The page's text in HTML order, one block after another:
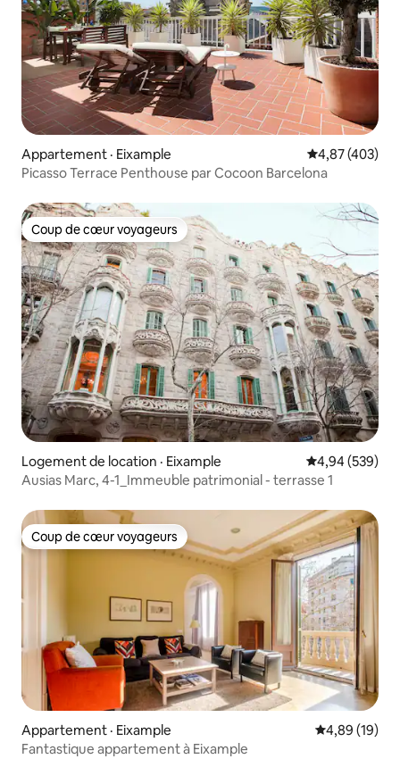
Appartement · Eixample Note
4,87 (403)
Picasso Terrace Penthouse par Cocoon Barcelona
Coup de cœur voyageurs
Coup de cœur voyageurs
Logement de location · Eixample Note
4,94 (539)
Ausias Marc, 4-1_Immeuble patrimonial - terrasse 1
Coup de cœur voyageurs
Coup de cœur voyageurs
Appartement · Eixample Note
4,89 (19)
Fantastique appartement à Eixample